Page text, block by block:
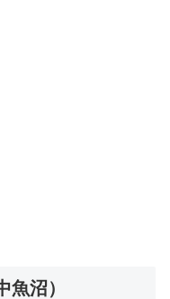
沼）